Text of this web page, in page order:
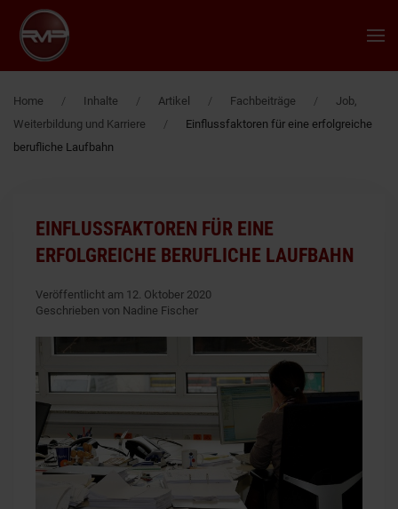
Zum Hauptinhalt springen
Home Inhalte Artikel Fachbeiträge
Job,
Weiterbildung und Karriere
Einflussfaktoren für eine erfolgreiche
berufliche Laufbahn
EINFLUSSFAKTOREN FÜR EINE
ERFOLGREICHE BERUFLICHE LAUFBAHN
Veröffentlicht am 12. Oktober 2020
Geschrieben von Nadine Fischer